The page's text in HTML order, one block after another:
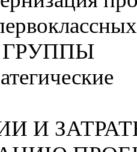
ГРУППЫ
И